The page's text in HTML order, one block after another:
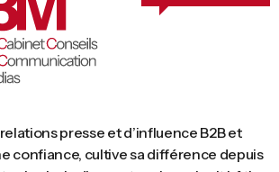
presse et d’influence B2B et
confiance, cultive sa différence depuis